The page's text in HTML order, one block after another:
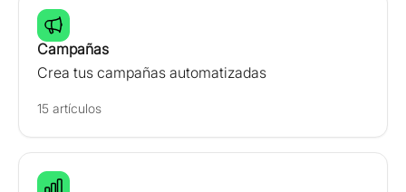
Campañas
Crea tus campañas automatizadas
15 artículos